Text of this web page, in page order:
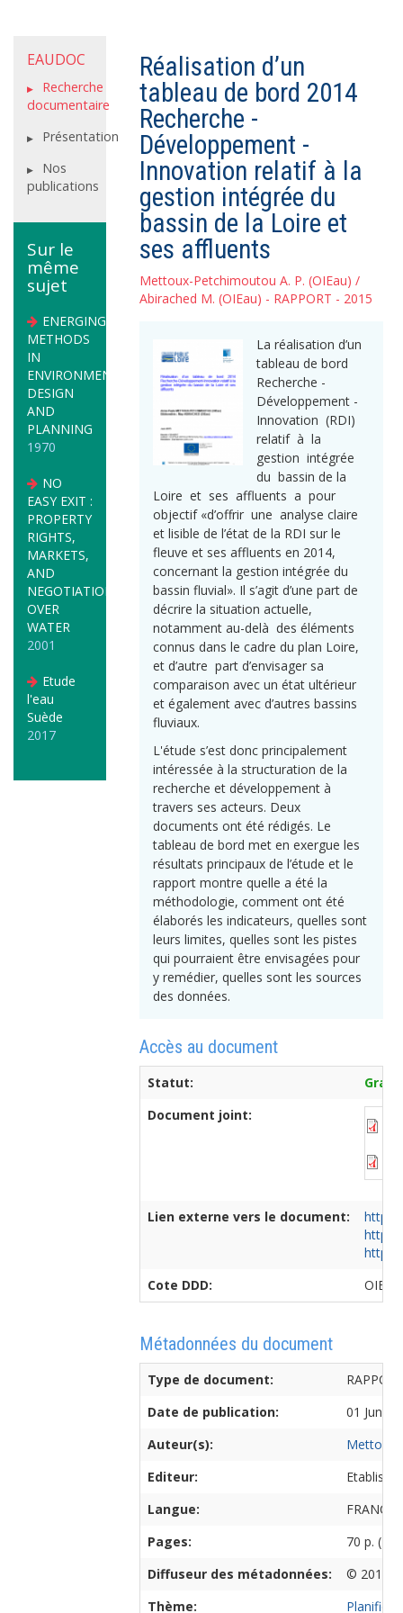
EAUDOC
Recherche
documentaire
Présentation
Nos
publications
Sur le
même
sujet
ENERGING
METHODS
IN
ENVIRONMENTAL
DESIGN
AND
PLANNING
1970
NO
EASY EXIT :
PROPERTY
RIGHTS,
MARKETS,
AND
NEGOTIATIONS
OVER
WATER
2001
Etude
l'eau
Suède
2017
Réalisation d’un
tableau de bord 2014
Recherche -
Développement -
Innovation relatif à la
gestion intégrée du
bassin de la Loire et
ses affluents
Mettoux-Petchimoutou A. P. (OIEau) /
Abirached M. (OIEau) - RAPPORT - 2015
La réalisation d’un
tableau de bord
Recherche -
Développement -
Innovation (RDI)
relatif à la
gestion intégrée
du bassin de la
Loire et ses affluents a pour
objectif «d’offrir une analyse claire
et lisible de l’état de la RDI sur le
fleuve et ses affluents en 2014,
concernant la gestion intégrée du
bassin fluvial». Il s’agit d’une part de
décrire la situation actuelle,
notamment au-delà des éléments
connus dans le cadre du plan Loire,
et d’autre part d’envisager sa
comparaison avec un état ultérieur
et également avec d’autres bassins
fluviaux.
L'étude s’est donc principalement
intéressée à la structuration de la
recherche et développement à
travers ses acteurs. Deux
documents ont été rédigés. Le
tableau de bord met en exergue les
résultats principaux de l’étude et le
rapport montre quelle a été la
méthodologie, comment ont été
élaborés les indicateurs, quelles sont
leurs limites, quelles sont les pistes
qui pourraient être envisagées pour
y remédier, quelles sont les sources
des données.
Accès au document
Statut:
Document joint:
Lien externe vers le document:
http://
http://
http://
Cote DDD:
OIE/
Métadonnées du document
Type de document:
Date de publication:
01 June
Auteur(s):
Mettoux-
Editeur:
Langue:
Pages:
70 p.
Diffuseur des métadonnées:
© 2016
Thème: